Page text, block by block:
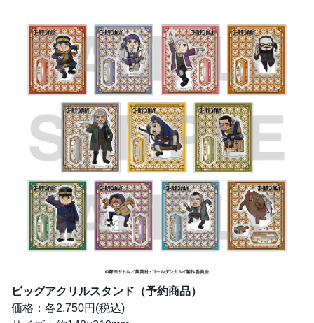
ビッグアクリルスタンド（予約商品）
価格：各2,750円(税込)